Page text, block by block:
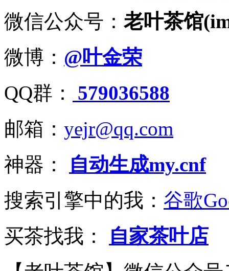
微信公众号： 老叶茶馆
微博： @叶金荣
QQ群：
579036588
邮箱： yejr@qq.com
神器：
自动生成my.cnf
搜索引擎中的我： 谷歌
买茶找我：
自家茶叶店